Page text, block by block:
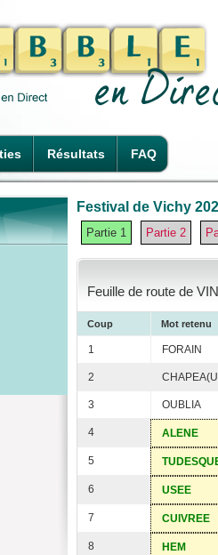
Résultats FAQ
Festival de Vichy
Partie 1 Partie 2
Feuille de route de
Coup Mot retenu
1 FORAIN
2
3 OUBLIA
4 ALENE
5
6 USEE
7 CUIVREE
8 HEM